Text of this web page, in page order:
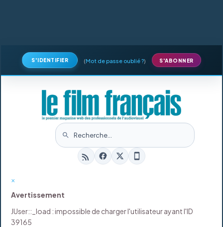
S'IDENTIFIER (Mot de passe oublié ?) S'ABONNER
×
Avertissement
JUser::_load : impossible de charger l'utilisateur ayant l'ID
39165